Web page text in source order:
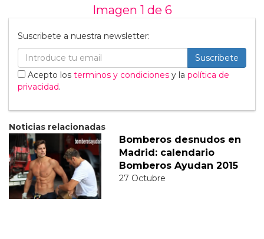
Imagen 1 de 6
Suscribete a nuestra newsletter:
Suscribete
Acepto los terminos y condiciones y la política de
privacidad.
Noticias relacionadas
Bomberos desnudos en
Madrid: calendario
Bomberos Ayudan 2015
27 Octubre